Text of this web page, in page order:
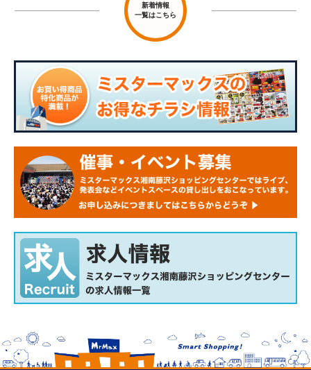
新着情報
一覧はこちら